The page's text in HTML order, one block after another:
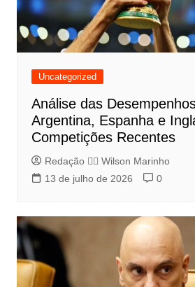
Uncategorized
Análise das
Argentina, Espanha e
Competições Recentes
Redação 👨‍⚖️​ Wilson Marinho
13 de julho de 2026
0